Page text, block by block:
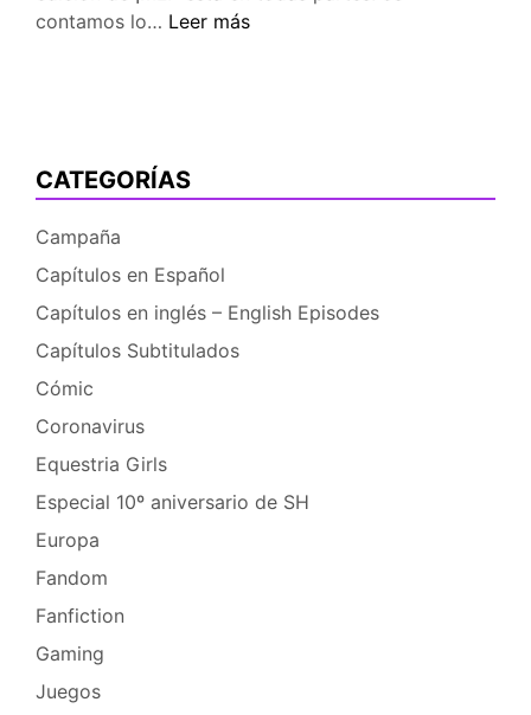
contamos lo… ¡MLP
en
Leer más
CATEGORÍAS
Campaña
Capítulos en Español
Capítulos en inglés – English Episodes
Capítulos Subtitulados
Cómic
Coronavirus
Equestria Girls
Especial 10º aniversario de SH
Europa
Fandom
Fanfiction
Gaming
Juegos